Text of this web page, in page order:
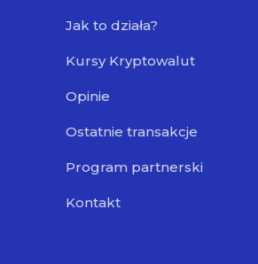
Jak to działa?
Kursy Kryptowalut
Opinie
Ostatnie transakcje
Program partnerski
Kontakt